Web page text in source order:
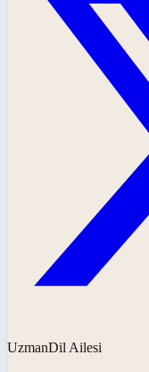
UzmanDil Ailesi